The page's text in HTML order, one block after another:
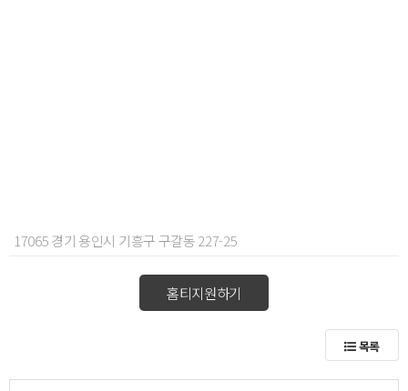
17065 경기 용인시 기흥구 구갈동 227-25
홈티지원하기
목록